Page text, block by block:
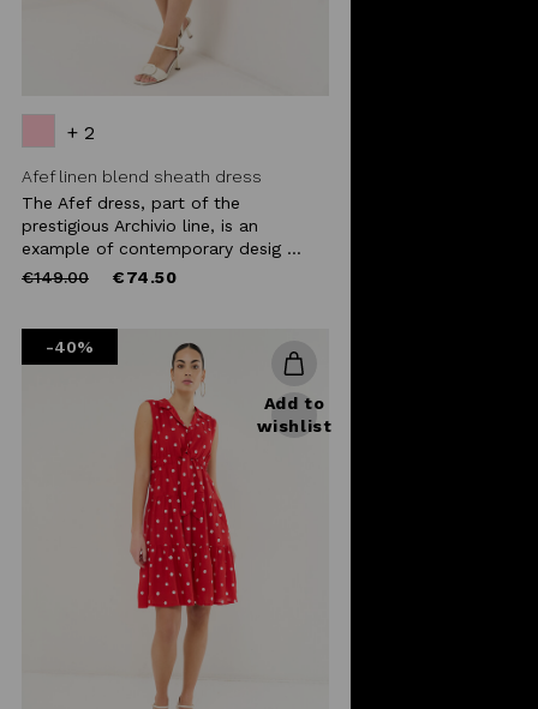
+ 2
Afef linen blend sheath dress
The Afef dress, part of the
prestigious Archivio line, is an
example of contemporary desig ...
Price
€149.00to €74.50
-40%
Add to
wishlist